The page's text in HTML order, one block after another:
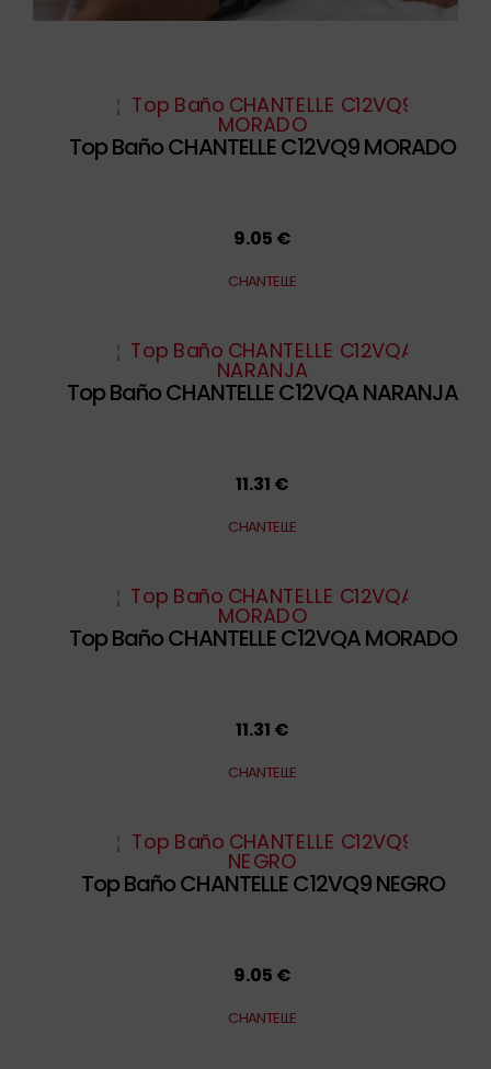
Top Baño CHANTELLE C12VQ9 MORADO
9.05 €
CHANTELLE
Top Baño CHANTELLE C12VQA NARANJA
11.31 €
CHANTELLE
Top Baño CHANTELLE C12VQA MORADO
11.31 €
CHANTELLE
Top Baño CHANTELLE C12VQ9 NEGRO
9.05 €
CHANTELLE